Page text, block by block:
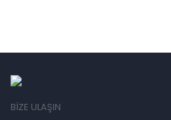
BİZE ULAŞIN